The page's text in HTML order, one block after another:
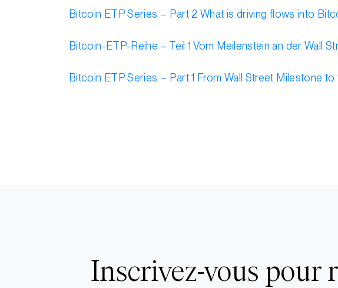
Bitcoin ETP Series – Part 2 What is driving flows into
Bitcoin-ETP-Reihe – Teil 1 Vom Meilenstein an der Wall
Bitcoin ETP Series – Part 1 From Wall Street Milestone
Inscrivez-vous pour